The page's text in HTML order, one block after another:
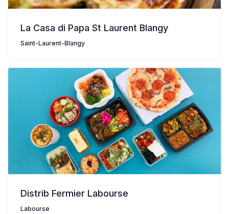
La Casa di Papa St Laurent Blangy
Saint-Laurent-Blangy
Distrib Fermier Labourse
Labourse